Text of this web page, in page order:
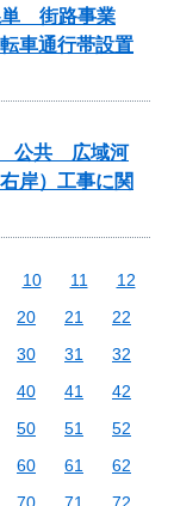
単 街路事業
車通行帯設置
公共 広域河
岸）工事に関
10 11
12
20 21
22
30 31
32
40 41
42
50 51
52
60 61
62